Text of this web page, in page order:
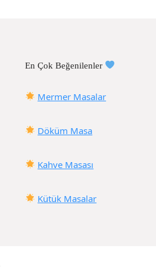
En Çok Beğenilenler
Mermer Masalar
Döküm Masa
Kahve Masası
Kütük Masalar